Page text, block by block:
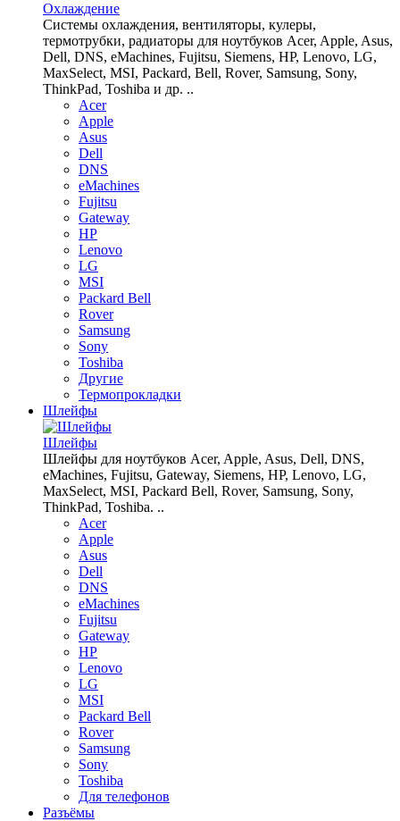
Охлаждение
Системы охлаждения, вентиляторы, кулеры,
термотрубки, радиаторы для ноутбуков Acer, Apple, Asus,
Dell, DNS, eMachines, Fujitsu, Siemens, HP, Lenovo, LG,
MaxSelect, MSI, Packard, Bell, Rover, Samsung, Sony,
ThinkPad, Toshiba и др. ..
Acer
Apple
Asus
Dell
DNS
eMachines
Fujitsu
Gateway
HP
Lenovo
LG
MSI
Packard Bell
Rover
Samsung
Sony
Toshiba
Другие
Термопрокладки
Шлейфы
Шлейфы
Шлейфы для ноутбуков Acer, Apple, Asus, Dell, DNS,
eMachines, Fujitsu, Gateway, Siemens, HP, Lenovo, LG,
MaxSelect, MSI, Packard Bell, Rover, Samsung, Sony,
ThinkPad, Toshiba. ..
Acer
Apple
Asus
Dell
DNS
eMachines
Fujitsu
Gateway
HP
Lenovo
LG
MSI
Packard Bell
Rover
Samsung
Sony
Toshiba
Для телефонов
Разъёмы